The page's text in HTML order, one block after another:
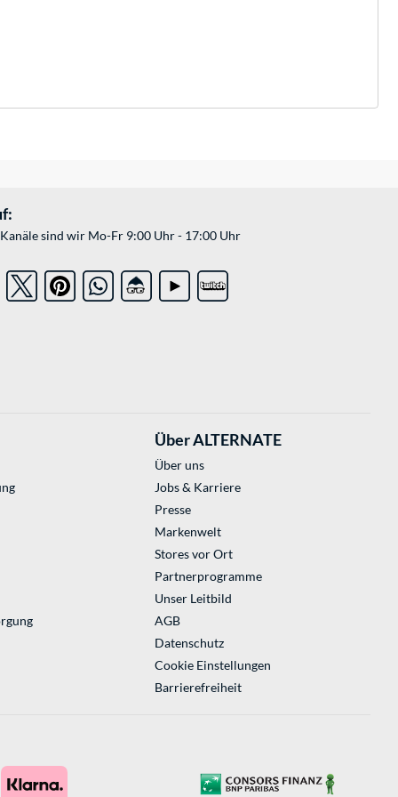
sind wir Mo-Fr 9:00 Uhr - 17:00 Uhr
Über ALTERNATE
Über uns
Jobs & Karriere
Presse
Markenwelt
Stores vor Ort
Partnerprogramme
Unser Leitbild
AGB
Datenschutz
Cookie Einstellungen
Barrierefreiheit